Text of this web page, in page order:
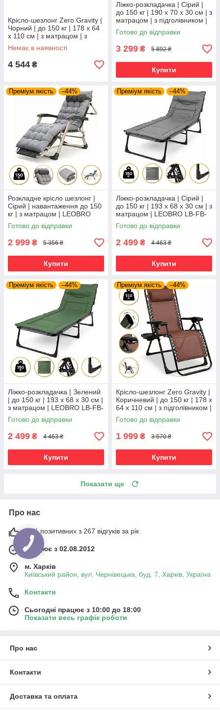
Крісло-шезлонг Zero Gravity |
Чорний | до 150 кг | 178 х 64
х 110 см | з матрацом | з
підголівником | LEOBRO LB-
ZGC-K2-BLK | для
Немає в наявності
4 544 ₴
Ліжко-розкладачка | Сірий |
до 150 кг | 190 х 70 х 30 см | з
матрацом | з підголівником |
WCG FB-S26-PV | для дому,
дачі та
Готово до відправки
3 299 ₴ 5 892 ₴
Купити
Преміум якість –44%
Розкладне крісло шезлонг |
Сірий | навантаження до 150
кг | з матрацом | LEOBRO
FCB-S01-PP | для
комфортного відпочинку
Готово до відправки
2 999 ₴ 5 356 ₴
Купити
Преміум якість –44%
Ліжко-розкладачка | Сірий |
до 150 кг | 193 х 68 х 30 см | з
матрацом | LEOBRO LB-FB-
S1-GRY | для дому, дачі та
кемпінгу
Готово до відправки
2 499 ₴ 4 463 ₴
Купити
Преміум якість –44%
Ліжко-розкладачка | Зелений
| до 150 кг | 193 х 68 х 30 см |
з матрацом | LEOBRO LB-FB-
S1-GRN | для дому, дачі та
кемпінгу
Готово до відправки
2 499 ₴ 4 463 ₴
Купити
Преміум якість –44%
Крісло-шезлонг Zero Gravity |
Коричневий | до 150 кг | 178 х
64 х 110 см | з підголівником |
LEOBRO LB-ZGC-G2-BRN |
для дому, дачі
Готово до відправки
1 999 ₴ 3 570 ₴
Купити
Показати ще
Про нас
98% позитивних з 267 відгуків за рік
Працює з 02.08.2012
м. Харків
Київський район, вул. Чернівецька, буд. 7, Харків, Україна
Контакти
Сьогодні працює з 10:00 до 18:00
Показати весь графік роботи
Про нас
Контакти
Доставка та оплата